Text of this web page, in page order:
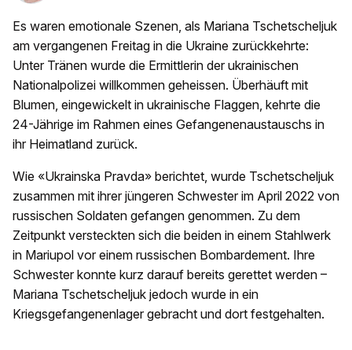
Es waren emotionale Szenen, als Mariana Tschetscheljuk
am vergangenen Freitag in die Ukraine zurückkehrte:
Unter Tränen wurde die Ermittlerin der ukrainischen
Nationalpolizei willkommen geheissen. Überhäuft mit
Blumen, eingewickelt in ukrainische Flaggen, kehrte die
24-Jährige im Rahmen eines Gefangenenaustauschs in
ihr Heimatland zurück.
Wie «Ukrainska Pravda» berichtet, wurde Tschetscheljuk
zusammen mit ihrer jüngeren Schwester im April 2022 von
russischen Soldaten gefangen genommen. Zu dem
Zeitpunkt versteckten sich die beiden in einem Stahlwerk
in Mariupol vor einem russischen Bombardement. Ihre
Schwester konnte kurz darauf bereits gerettet werden –
Mariana Tschetscheljuk jedoch wurde in ein
Kriegsgefangenenlager gebracht und dort festgehalten.